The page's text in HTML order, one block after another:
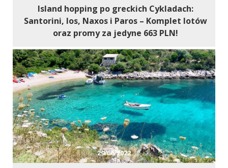
Island hopping po greckich Cykladach:
Santorini, Ios, Naxos i Paros – Komplet lotów
oraz promy za jedyne 663 PLN!
29/06/2022